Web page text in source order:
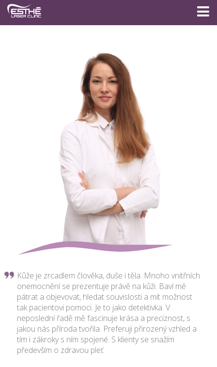
Kůže je zrcadlem člověka, duše i těla. Mnoho vnitřních
onemocnění se prezentuje právě na kůži. Baví mě
pátrat a objevovat, hledat souvislosti a mít možnost
tak pacientovi pomoci. Je to jako detektivka. V
neposlední řadě mě fascinuje krása a preciznost, s
jakou nás příroda tvořila. Preferuji přirozený vzhled a
tím i zákroky s ním spojené. S klienty se snažím
především o zdravou pleť.